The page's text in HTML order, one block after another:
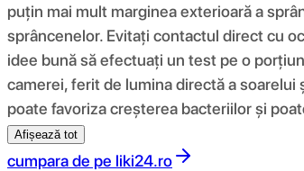
puțin mai mult marginea exterioară a
sprâncenelor. Evitați contactul direct cu
idee bună să efectuați un test pe o
camerei, ferit de lumina directă a
poate favoriza creșterea bacteriilor și
Afișează tot
cumpara de pe liki24.ro